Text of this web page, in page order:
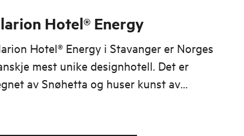
Hotel® Energy
Hotel® Energy i Stavanger er Norges
mest unike designhotell. Det er
av Snøhetta og huser kunst av